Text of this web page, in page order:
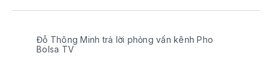
TwitterFacebook
PinterestLinkedInWhatsApp
Email
Đỗ Thông Minh trả lời phỏng vấn kênh Pho
Bolsa TV